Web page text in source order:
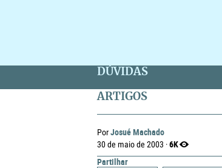
DÚVIDAS
ARTIGOS
PorJosué Machado
30 de maio de 2003 ·6K
Partilhar